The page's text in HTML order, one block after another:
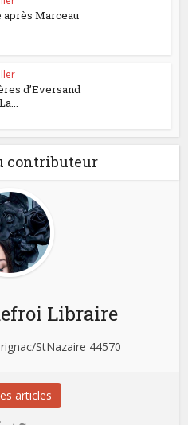
après Marceau
d’Eversand
contributeur
Libraire
StNazaire 44570
articles